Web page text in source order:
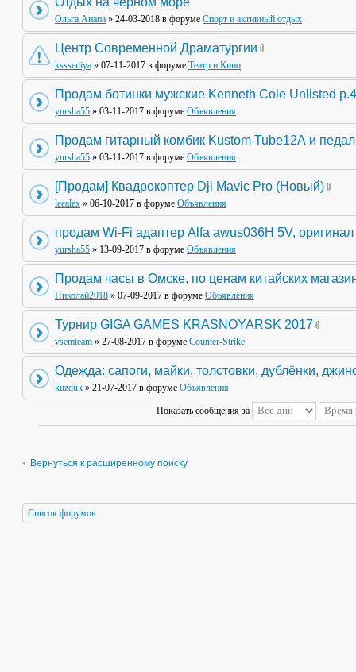
Ольга Анапа » 24-03-2018 в форуме Спорт и активный отдых
Центр Современной Драматургии
kssseniya » 07-11-2017 в форуме Театр и Кино
Продам ботинки мужские Kenneth Cole Unlisted
yursha55 » 03-11-2017 в форуме Объявления
Продам гитарный комбик Kustom Tube12А и
yursha55 » 03-11-2017 в форуме Объявления
[Продам] Квадрокоптер Dji Mavic Pro (Новый)
leealex » 06-10-2017 в форуме Объявления
продам Wi-Fi адаптер Alfa awus036H 5V, оригинал
yursha55 » 13-09-2017 в форуме Объявления
Продам часы в Омске, по ценам китайских
Николай2018 » 07-09-2017 в форуме Объявления
Турнир GIGA GAMES KRASNOYARSK 2017
vsemteam » 27-08-2017 в форуме Counter-Strike
Одежда: сапоги, майки, толстовки, дублёнки,
kuzduk » 21-07-2017 в форуме Объявления
Показать сообщения за
Вернуться к расширенному поиску
Список форумов